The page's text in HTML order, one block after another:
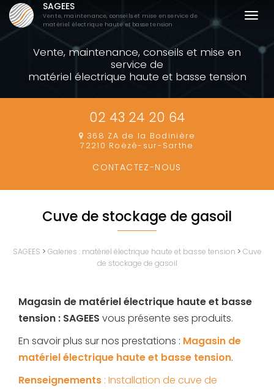
Aller
au
contenu
principal
SAGEES
Vente, maintenance, conseils et mise en service de
matériel électrique haute et basse tension
Vente, maintenance, conseils et mise en
service de
matériel électrique haute et basse tension
02 43 24 20 64
368 ZA de la Bodinière
72210 Roëzé-sur-Sarthe
CONTACTEZ-NOUS
Cuve de stockage de gasoil
SAGEES > Galeries : matériel électrique haute et basse tension > Cuve
de stockage de gasoil
Magasin de matériel électrique haute et basse
tension : SAGEES vous présente ses produits.
En savoir plus sur nos prestations : Magasin de
matériel électrique haute et basse tension.
Renseignements : Installation de cuve de